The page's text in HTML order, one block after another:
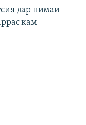
дар нимаи
кам